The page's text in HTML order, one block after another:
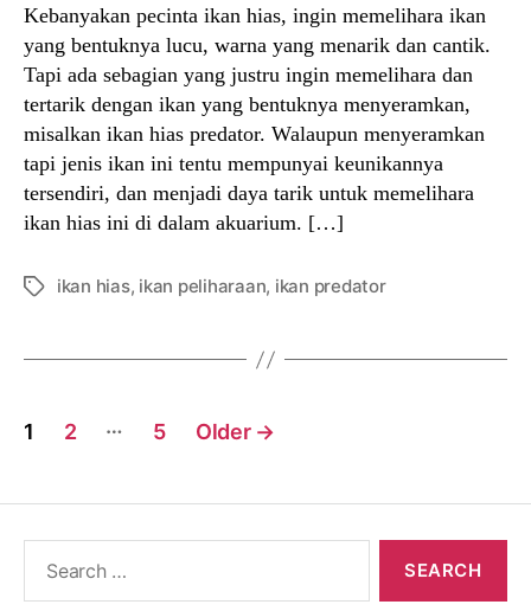
Kebanyakan pecinta ikan hias, ingin memelihara ikan
yang bentuknya lucu, warna yang menarik dan cantik.
Tapi ada sebagian yang justru ingin memelihara dan
tertarik dengan ikan yang bentuknya menyeramkan,
misalkan ikan hias predator. Walaupun menyeramkan
tapi jenis ikan ini tentu mempunyai keunikannya
tersendiri, dan menjadi daya tarik untuk memelihara
ikan hias ini di dalam akuarium. […]
Tagsikan hias, ikan peliharaan, ikan predator
Posts
1 2 … 5 Older →